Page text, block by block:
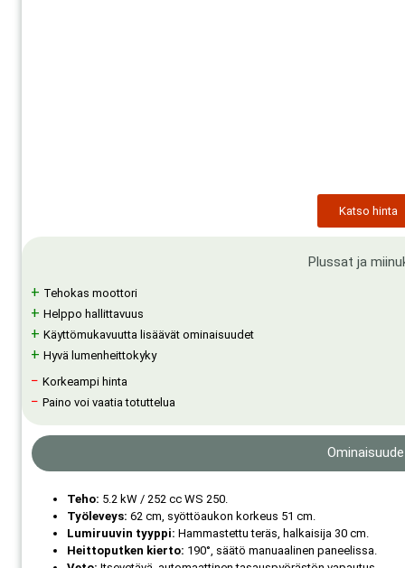
Katso hinta
Plussat ja
+ Tehokas moottori
+ Helppo hallittavuus
+ Käyttömukavuutta lisäävät ominaisuudet
+ Hyvä lumenheittokyky
− Korkeampi hinta
− Paino voi vaatia totuttelua
Teho: 5.2 kW / 252 cc WS 250.
Työleveys: 62 cm, syöttöaukon korkeus 51 cm.
Lumiruuvin tyyppi: Hammastettu teräs, halkaisija 30 cm.
Heittoputken kierto: 190°, säätö manuaalinen paneelissa.